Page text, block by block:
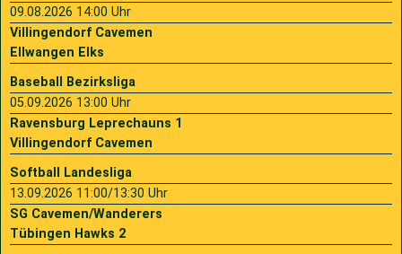
09.08.2026 14:00 Uhr
Villingendorf Cavemen
Ellwangen Elks
Baseball Bezirksliga
05.09.2026 13:00 Uhr
Ravensburg Leprechauns 1
Villingendorf Cavemen
Softball Landesliga
13.09.2026 11:00/13:30 Uhr
SG Cavemen/Wanderers
Tübingen Hawks 2